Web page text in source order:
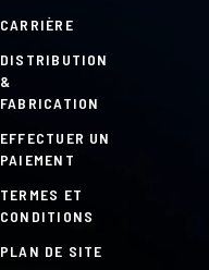
CARRIÈRE
DISTRIBUTION
&
FABRICATION
EFFECTUER UN
PAIEMENT
TERMES ET
CONDITIONS
PLAN DE SITE